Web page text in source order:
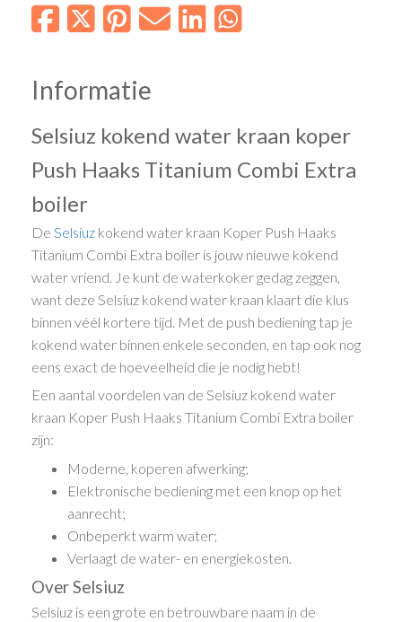
Informatie
Selsiuz kokend water kraan koper
Push Haaks Titanium Combi Extra
boiler
DeSelsiuz kokend water kraan Koper Push Haaks
Titanium Combi Extra boiler is jouw nieuwe kokend
water vriend. Je kunt de waterkoker gedag zeggen,
want deze Selsiuz kokend water kraan klaart die klus
binnen véél kortere tijd. Met de push bediening tap je
kokend water binnen enkele seconden, en tap ook nog
eens exact de hoeveelheid die je nodig hebt!
Een aantal voordelen van de Selsiuz kokend water
kraan Koper Push Haaks Titanium Combi Extra boiler
zijn:
Moderne, koperen afwerking;
Elektronische bediening met een knop op het
aanrecht;
Onbeperkt warm water;
Verlaagt de water- en energiekosten.
Over Selsiuz
Selsiuz is een grote en betrouwbare naam in de